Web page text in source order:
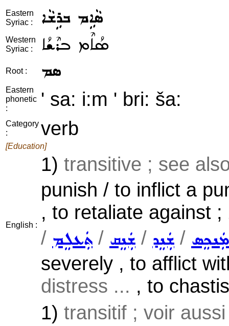
Eastern
Syriac :
ܣܵܐܹܡ ܒܪܹܫܵܐ
Western
Syriac :
ܣܳܐܶܡ ܒܪܶܫܳܐ
Root : ܣܡ
Eastern
phonetic
:
' sa: i:m ' bri: ša:
Category
:
verb
[Education]
English :
1) transitive ; see
punish / to inflict a
, to retaliate against
/ ܬܲܥܠܸܡ / ܫܲܢܸܩ / ܫܲܢܸܕ / ܡܲܢܟܸܣ
severely , to afflict
distress ... , to
1) transitif ; voir